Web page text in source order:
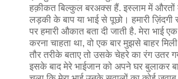
हक़ीकत बिल्कुल बरअक्स हैं. इस्लाम में औरतों
लड़की के बाप या भाई से पूछो। हमारी ज़िंदगी
पर हमारी औकात बता दी जाती है. मेरा भाई
करना चाहता था, वो एक बार मुझसे बाहर
तौर तरीके बताए तो उसके चेहरे का रंग उतर
इसके बाद मेरे भाईजान को अपने घर बुलाकर